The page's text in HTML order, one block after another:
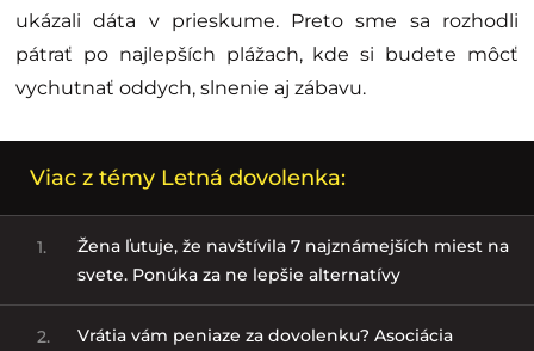
ukázali dáta v prieskume. Preto sme sa rozhodli
pátrať po najlepších plážach, kde si budete môcť
vychutnať oddych, slnenie aj zábavu.
Viac z témy Letná dovolenka:
1.
Žena ľutuje, že navštívila 7 najznámejších miest na
svete. Ponúka za ne lepšie alternatívy
2.
Vrátia vám peniaze za dovolenku? Asociácia